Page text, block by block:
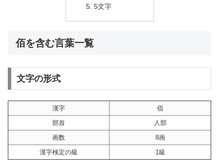
5文字
佰を含む言葉一覧
文字の形式
漢字
佰
部首
人部
画数
8画
漢字検定の級
1級